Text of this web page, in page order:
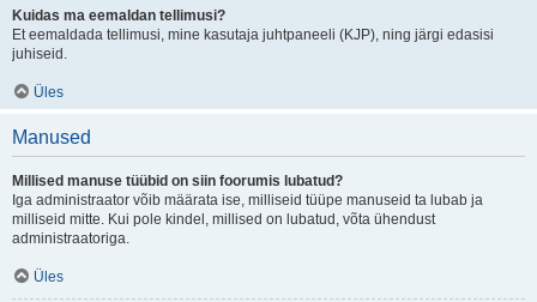
Kuidas ma eemaldan tellimusi?
Et eemaldada tellimusi, mine kasutaja juhtpaneeli (KJP), ning järgi edasisi
juhiseid.
Üles
Manused
Millised manuse tüübid on siin foorumis lubatud?
Iga administraator võib määrata ise, milliseid tüüpe manuseid ta lubab ja
milliseid mitte. Kui pole kindel, millised on lubatud, võta ühendust
administraatoriga.
Üles